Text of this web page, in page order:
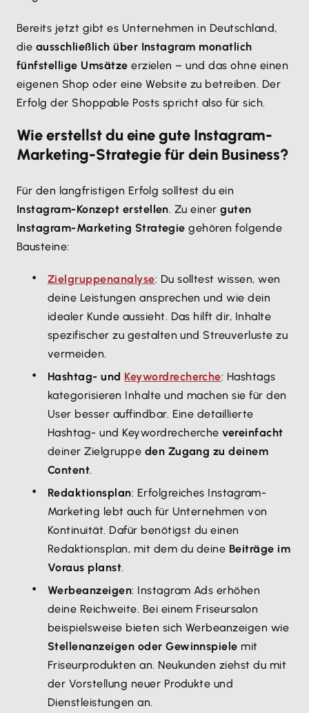
Bereits jetzt gibt es Unternehmen in Deutschland,
die ausschließlich über Instagram monatlich
fünfstellige Umsätze erzielen – und das ohne einen
eigenen Shop oder eine Website zu betreiben. Der
Erfolg der Shoppable Posts spricht also für sich.
Wie erstellst du eine gute Instagram-
Marketing-Strategie für dein Business?
Für den langfristigen Erfolg solltest du ein
Instagram-Konzept erstellen. Zu einerguten
Instagram-Marketing Strategie gehören folgende
Bausteine:
Zielgruppenanalyse: Du solltest wissen, wen
deine Leistungen ansprechen und wie dein
idealer Kunde aussieht. Das hilft dir, Inhalte
spezifischer zu gestalten und Streuverluste zu
vermeiden.
Hashtag- und Keywordrecherche: Hashtags
kategorisieren Inhalte und machen sie für den
User besser auffindbar. Eine detaillierte
Hashtag- und Keywordrecherchevereinfacht
deiner Zielgruppe den Zugang zu deinem
Content.
Redaktionsplan: Erfolgreiches Instagram-
Marketing lebt auch für Unternehmen von
Kontinuität. Dafür benötigst du einen
Redaktionsplan, mit dem du deine Beiträge im
Voraus planst.
Werbeanzeigen: Instagram Ads erhöhen
deine Reichweite. Bei einem Friseursalon
beispielsweise bieten sich Werbeanzeigen wie
Stellenanzeigen oder Gewinnspiele mit
Friseurprodukten an. Neukunden ziehst du mit
der Vorstellung neuer Produkte und
Dienstleistungen an.